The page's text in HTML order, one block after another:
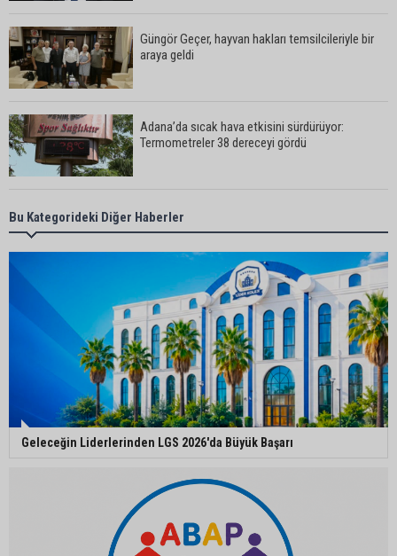
Güngör Geçer, hayvan hakları temsilcileriyle bir
araya geldi
Adana’da sıcak hava etkisini sürdürüyor:
Termometreler 38 dereceyi gördü
Yüreğir’de başkan vekilliği seçimi yeniden yargıya
taşındı
Adanalı sanatçıdan üzücü haber: Konserlerine
ara verdi
Büyükşehirden üreticiye 168 adet süt sağım
makinesi
Ayhan Barut: "Sıcaklar yaşam hakkını tehdit
ediyor"
Bu Kategorideki Diğer Haberler
Geleceğin Liderlerinden LGS 2026'da Büyük Başarı